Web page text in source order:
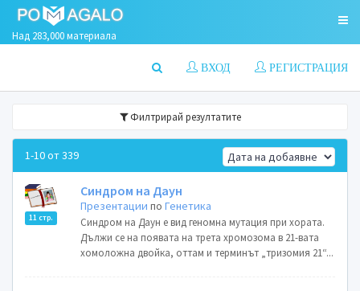
Над 283,000 материала
РЕГИСТРАЦИЯ
ВХОД
Филтрирай резултатите
1-10 от 339
11 стр.
Синдром на Даун
Презентации поГенетика
Синдром на Даун е вид геномна мутация при хората.
Дължи се на появата на трета хромозома в 21-вата
хомоложна двойка, оттам и терминът „тризомия 21“...